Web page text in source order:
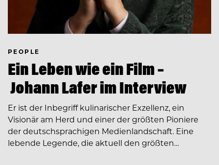
PEOPLE
Ein Leben wie ein Film –
Johann Lafer im Interview
Er ist der Inbegriff kulinarischer Exzellenz, ein
Visionär am Herd und einer der größten Pioniere
der deutschsprachigen Medienlandschaft. Eine
lebende Legende, die aktuell den größten…